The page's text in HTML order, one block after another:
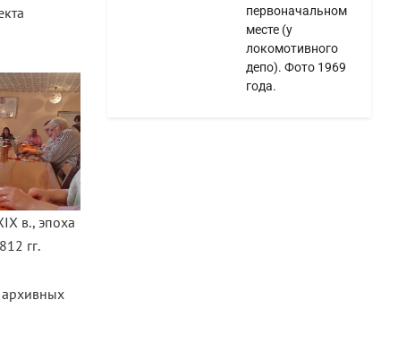
в., эпоха
гг.
архивных
первоначальном
месте (у
локомотивного
депо). Фото 1969
года.